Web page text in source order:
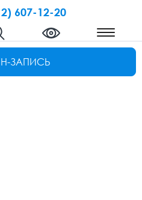
607-12-20
ЗАПИСЬ